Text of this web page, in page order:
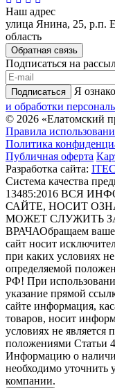
Наш адрес
улица Янина, 25, р.п.
область
Обратная связь
Подписаться на
Подписаться Я
и обработки
© 2026 «Елатомский
Правила
Политика
Публичная оферта
Разработка сайта:
Система качества
13485:2016 ВСЯ
САЙТЕ, НОСИТ
МОЖЕТ СЛУЖИТЬ
ВРАЧАОбращаем
сайт носит
при каких условиях
определяемой
РФ! При
указание прямой
сайте информация,
товаров, носит
условиях не является
положениями Статьи
Информацию о
необходимо уточнить
компании.